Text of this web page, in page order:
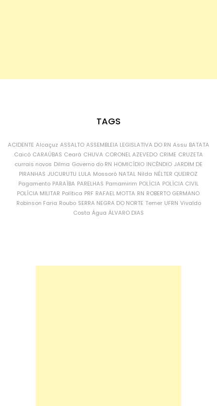
TAGS
ACIDENTE Alcaçuz ASSALTO ASSEMBLEIA LEGISLATIVA DO RN Assu BATATA
Caicó CARAÚBAS Ceará CHUVA CORONEL AZEVEDO CRIME CRUZETA
currais novos Dilma Governo do RN HOMICÍDIO INCÊNDIO JARDIM DE
PIRANHAS JUCURUTU LULA Mossoró NATAL Nilda NÉLTER QUEIROZ
Pagamento PARAÍBA PARELHAS Parnamirim POLÍCIA POLÍCIA CIVIL
POLÍCIA MILITAR Política PRF RAFAEL MOTTA RN ROBERTO GERMANO
Robinson Faria Roubo SERRA NEGRA DO NORTE Temer UFRN Vivaldo
Costa Água ÁLVARO DIAS